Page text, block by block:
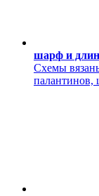
шарф и
Схемы
палантинов,